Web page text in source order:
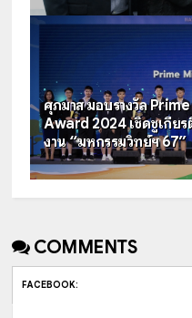
ศุภมาส มอบรางวัล
Award 2024 เชิดชูเกียร
งาน “มหกรรมวิทย์ฯ 67”
COMMENTS
FACEBOOK: